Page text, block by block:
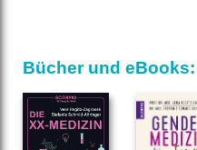
Bücher und eBooks: